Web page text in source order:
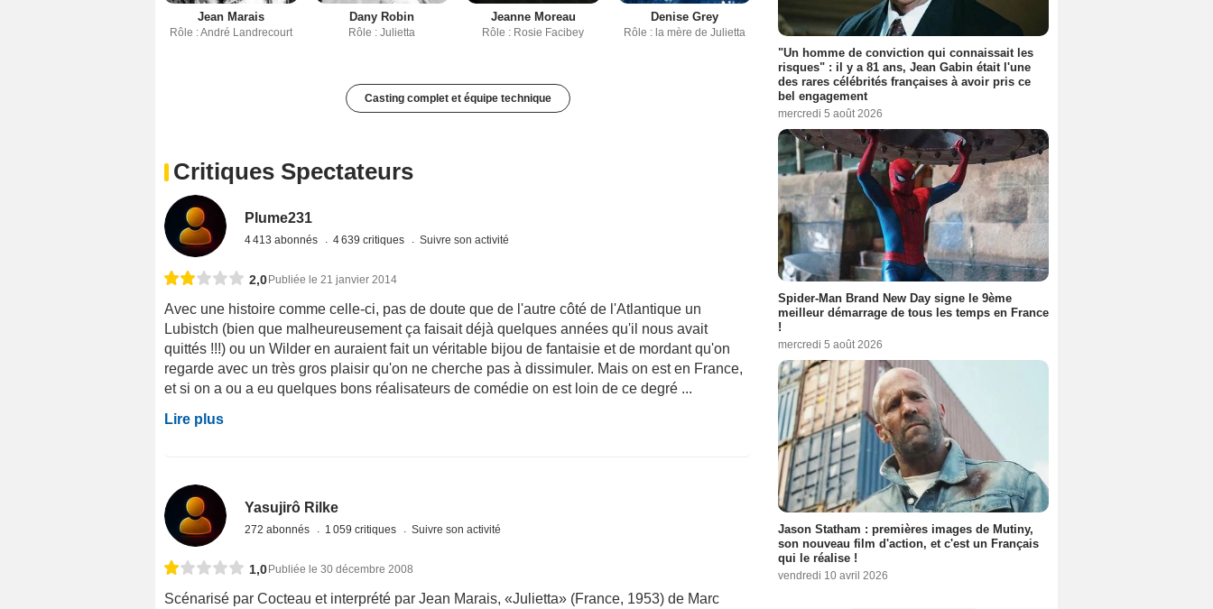
Jean Marais
Rôle : André Landrecourt
Dany Robin
Rôle : Julietta
Jeanne Moreau
Rôle : Rosie Facibey
Denise Grey
Rôle : la mère de Julietta
Casting complet et équipe technique
Critiques Spectateurs
Plume231
4 413 abonnés 4 639 critiques Suivre son activité
2,0 Publiée le 21 janvier 2014
Avec une histoire comme celle-ci, pas de doute que de l'autre côté de l'Atlantique un
Lubistch (bien que malheureusement ça faisait déjà quelques années qu'il nous avait
quittés !!!) ou un Wilder en auraient fait un véritable bijou de fantaisie et de mordant qu'on
regarde avec un très gros plaisir qu'on ne cherche pas à dissimuler. Mais on est en France,
et si on a ou a eu quelques bons réalisateurs de comédie on est loin de ce degré ...
Lire plus
Yasujirô Rilke
272 abonnés 1 059 critiques Suivre son activité
1,0 Publiée le 30 décembre 2008
Scénarisé par Cocteau et interprété par Jean Marais, «Julietta» (France, 1953) de Marc
"Un homme de conviction qui connaissait les
risques" : il y a 81 ans, Jean Gabin était l'une
des rares célébrités françaises à avoir pris ce
bel engagement
mercredi 5 août 2026
Spider-Man Brand New Day signe le 9ème
meilleur démarrage de tous les temps en France
!
mercredi 5 août 2026
Jason Statham : premières images de Mutiny,
son nouveau film d'action, et c'est un Français
qui le réalise !
vendredi 10 avril 2026